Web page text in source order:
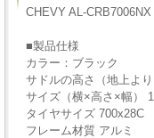
CHEVY AL-CRB7006NX
■製品仕様
カラー：ブラック
サドルの高さ（地上よ
サイズ（横×高さ×幅）
タイヤサイズ 700x28C
フレーム材質 アルミ